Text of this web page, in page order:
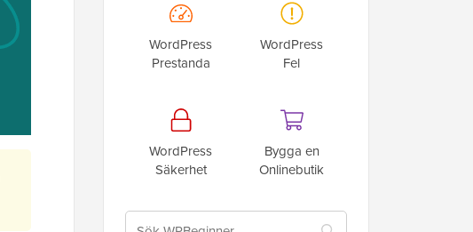
WordPress
Prestanda
WordPress
Fel
WordPress
Säkerhet
Bygga en
Onlinebutik